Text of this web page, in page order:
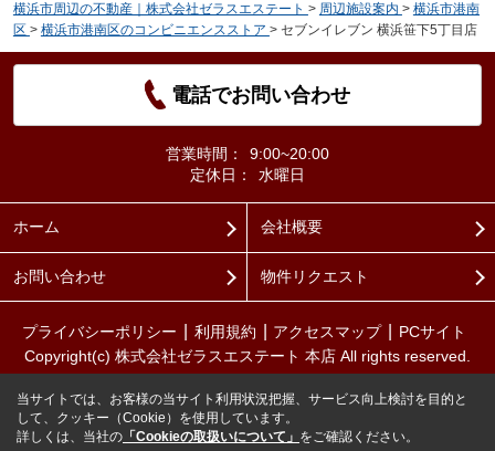
横浜市周辺の不動産｜株式会社ゼラスエステート > 周辺施設案内 > 横浜市港南
区 > 横浜市港南区のコンビニエンスストア > セブンイレブン 横浜笹下5丁目店
電話でお問い合わせ
営業時間：
9:00~20:00
定休日：
水曜日
ホーム 会社概要
お問い合わせ 物件リクエスト
プライバシーポリシー 利用規約 アクセスマップ
PCサイト
Copyright(c) 株式会社ゼラスエステート 本店 All rights reserved.
当サイトでは、お客様の当サイト利用状況把握、サービス向上検討を目的と
して、クッキー（Cookie）を使用しています。
詳しくは、当社の 「Cookieの取扱いについて」 をご確認ください。